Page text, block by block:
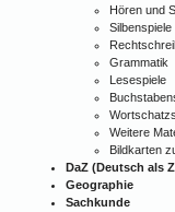
Hören und
Silbenspiele
Grammatik
Lesespiele
Weitere
Bildkarten
DaZ (Deutsch als
Geographie
Sachkunde